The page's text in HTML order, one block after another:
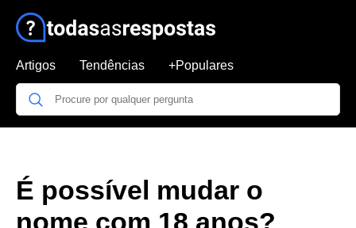
Artigos Tendências +Populares
É possível mudar o
nome com 18 anos?